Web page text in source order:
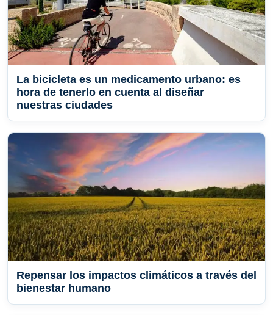
La bicicleta es un medicamento urbano: es
hora de tenerlo en cuenta al diseñar
nuestras ciudades
Repensar los impactos climáticos a través del
bienestar humano